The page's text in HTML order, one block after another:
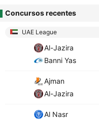
Concursos recentes
UAE League
Al-Jazira
Banni Yas
Ajman
Al-Jazira
Al Nasr